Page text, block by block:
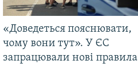
«Доведеться пояснювати,
чому вони тут». У ЄС
запрацювали нові правила